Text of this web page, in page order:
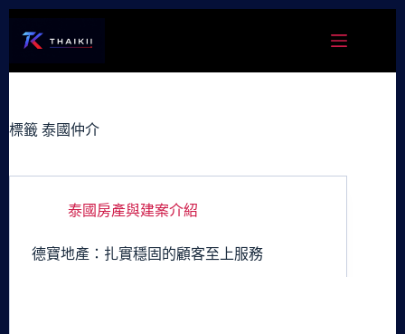
容
標籤 泰國仲介
泰國房產與建案介紹
德寶地產：扎實穩固的顧客至上服務